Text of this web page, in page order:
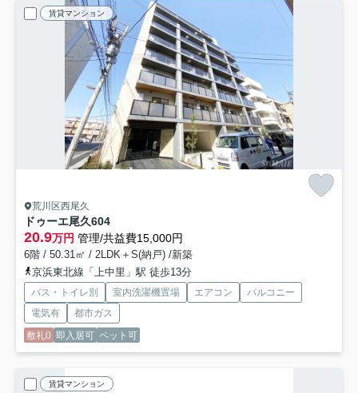
賃貸マンション
荒川区西尾久
ドゥーエ尾久604
20.9万円 管理/共益費15,000円
6階 / 50.31㎡ / 2LDK＋S(納戸) /新築
京浜東北線「上中里」駅 徒歩13分
バス・トイレ別 室内洗濯機置場 エアコン
バルコニー
電気有
都市ガス
敷礼0 即入居可 ペット可
賃貸マンション